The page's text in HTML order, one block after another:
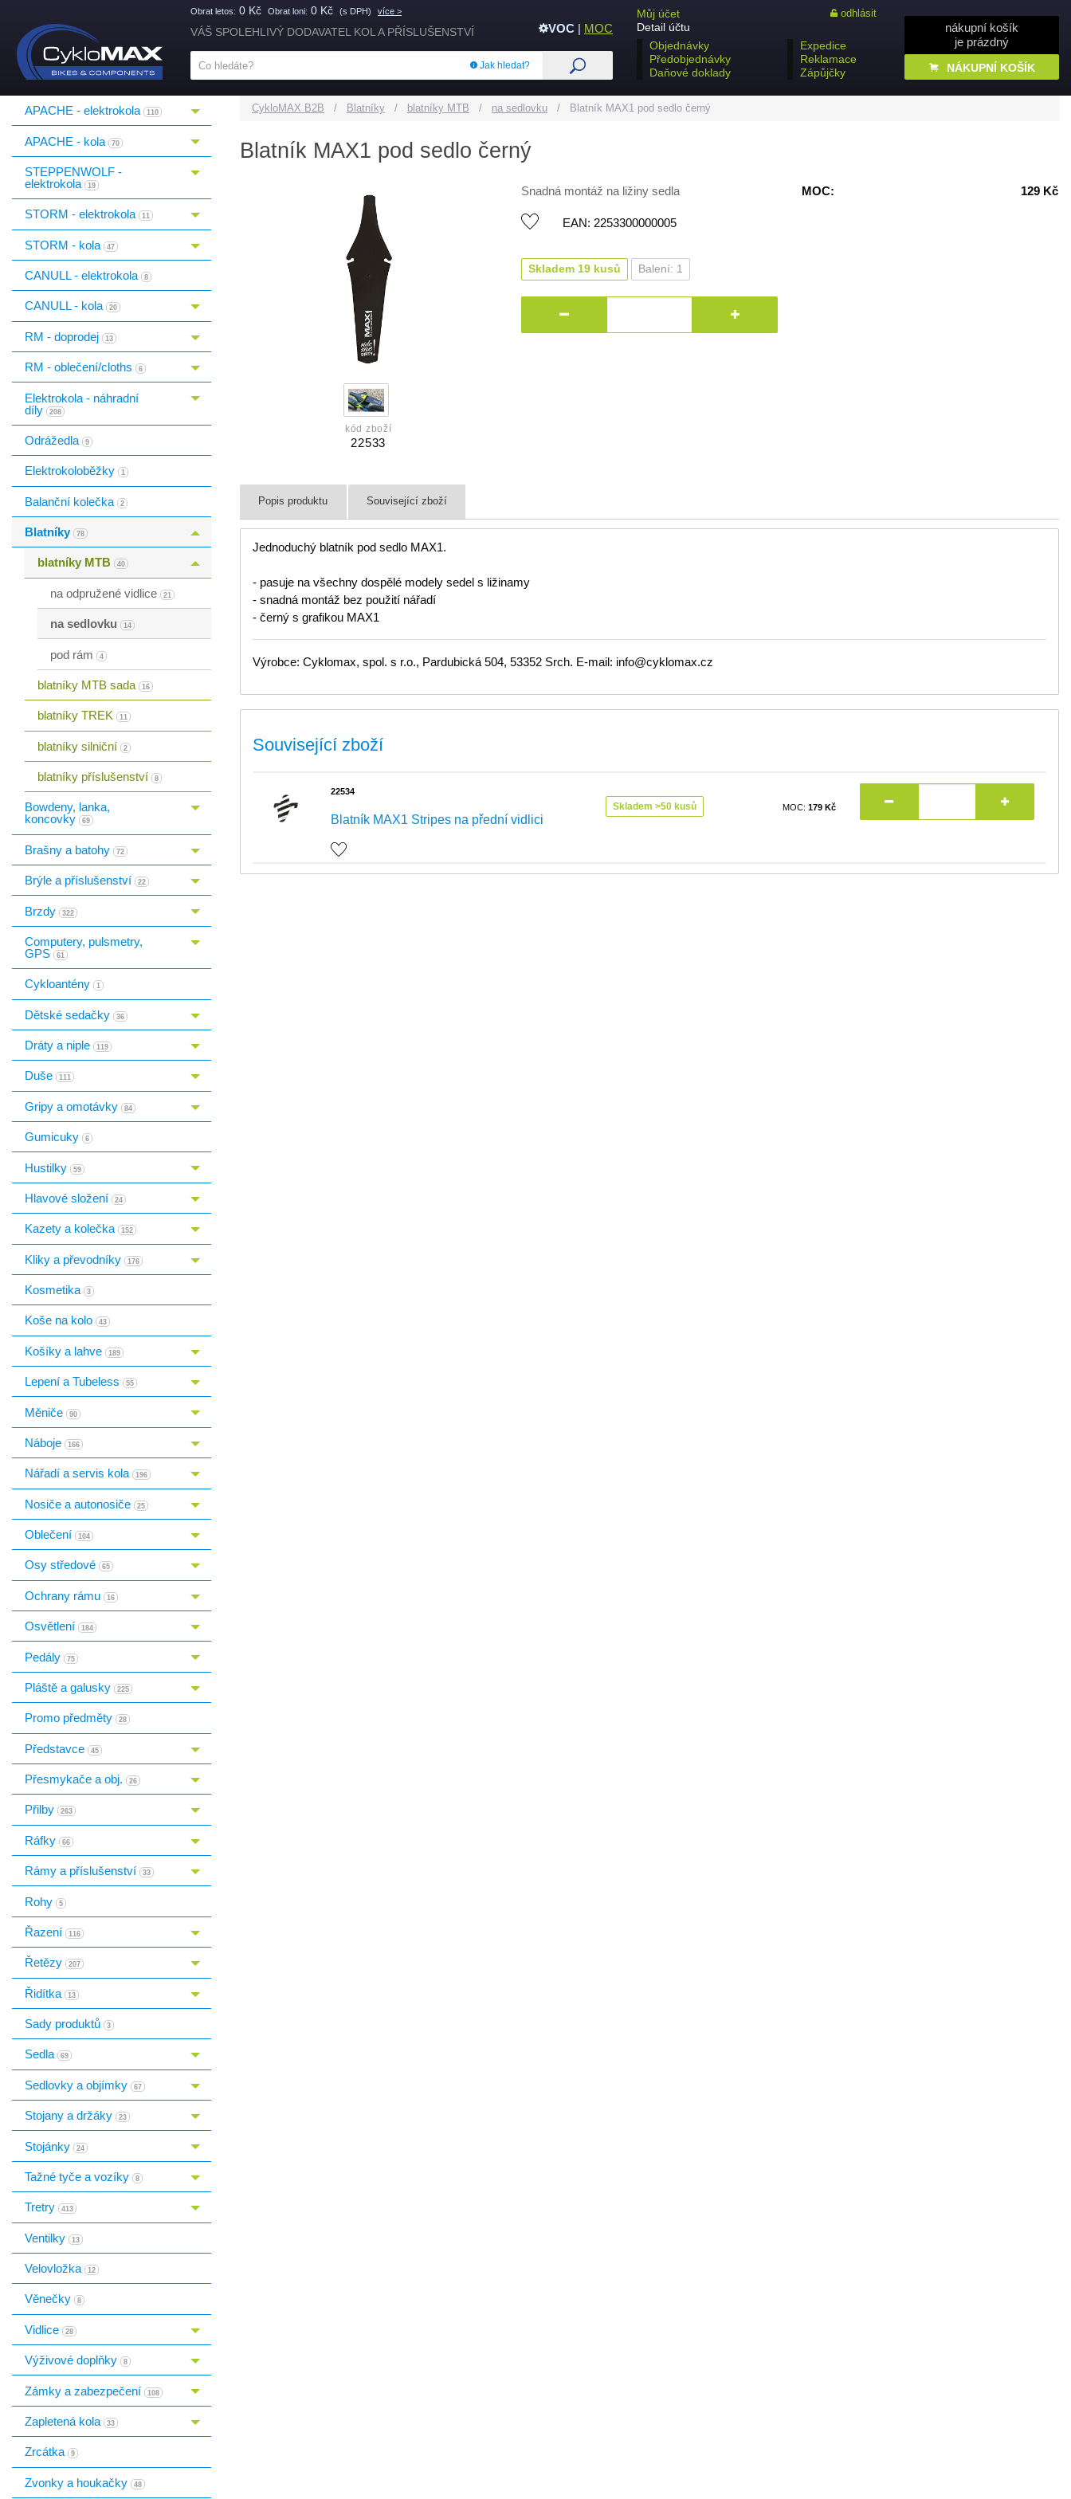
Obrat letos: 0 Kč Obrat loni: 0 Kč (s DPH) více >
VÁŠ SPOLEHLIVÝ DODAVATEL KOL A PŘÍSLUŠENSTVÍ VOC | MOC
Jak hledat?
odhlásit
Můj účet
Detail účtu
Objednávky
Předobjednávky
Daňové doklady
Expedice
Reklamace
Zápůjčky
nákupní košík
je prázdný
NÁKUPNÍ KOŠÍK
APACHE - elektrokola 110
Toggle menu
APACHE - kola
70
Toggle menu
STEPPENWOLF -
elektrokola
19
Toggle menu
STORM - elektrokola 11
Toggle menu
STORM - kola
47
Toggle menu
CANULL - elektrokola
8
CANULL - kola 20
Toggle menu
RM - doprodej
13
Toggle menu
RM - oblečení/cloths
6
Toggle menu
Elektrokola - náhradní
díly
208
Toggle menu
Odrážedla 9
Elektrokoloběžky 1
Balanční kolečka 2
Blatníky 78
Toggle menu
blatníky MTB
40
Toggle menu
na odpružené vidlice
21
na sedlovku 14
pod rám 4
blatníky MTB sada 16
blatníky TREK 11
blatníky silniční 2
blatníky příslušenství 8
Bowdeny, lanka,
koncovky
69
Toggle menu
Brašny a batohy 72
Toggle menu
Brýle a příslušenství
22
Toggle menu
Brzdy
322
Toggle menu
Computery, pulsmetry,
GPS
61
Toggle menu
Cykloantény 1
Dětské sedačky 36
Toggle menu
Dráty a niple
119
Toggle menu
Duše
111
Toggle menu
Gripy a omotávky
84
Toggle menu
Gumicuky
6
Hustilky 59
Toggle menu
Hlavové složení
24
Toggle menu
Kazety a kolečka
152
Toggle menu
Kliky a převodníky
176
Toggle menu
Kosmetika
3
Koše na kolo 43
Košíky a lahve 189
Toggle menu
Lepení a Tubeless
55
Toggle menu
Měniče
90
Toggle menu
Náboje
166
Toggle menu
Nářadí a servis kola
196
Toggle menu
Nosiče a autonosiče
25
Toggle menu
Oblečení
104
Toggle menu
Osy středové
65
Toggle menu
Ochrany rámu
16
Toggle menu
Osvětlení
184
Toggle menu
Pedály
75
Toggle menu
Pláště a galusky
225
Toggle menu
Promo předměty
28
Představce 45
Toggle menu
Přesmykače a obj.
26
Toggle menu
Přilby
263
Toggle menu
Ráfky
66
Toggle menu
Rámy a příslušenství
33
Toggle menu
Rohy
5
Řazení 116
Toggle menu
Řetězy
207
Toggle menu
Řidítka
13
Toggle menu
Sady produktů
3
Sedla 69
Toggle menu
Sedlovky a objímky
67
Toggle menu
Stojany a držáky
23
Toggle menu
Stojánky
24
Toggle menu
Tažné tyče a vozíky
8
Toggle menu
Tretry
413
Toggle menu
Ventilky
13
Velovložka 12
Věnečky 8
Vidlice 28
Toggle menu
Výživové doplňky
8
Toggle menu
Zámky a zabezpečení
108
Toggle menu
Zapletená kola
33
Toggle menu
Zrcátka
9
Zvonky a houkačky 48
CykloMAX B2B Blatníky blatníky MTB na sedlovku Blatník MAX1 pod sedlo černý
Blatník MAX1 pod sedlo černý
kód zboží
22533
Snadná montáž na ližiny sedla
EAN: 2253300000005
Skladem 19 kusů Balení: 1
MOC: 129 Kč
Popis produktu Související zboží
Jednoduchý blatník pod sedlo MAX1.
- pasuje na všechny dospělé modely sedel s ližinamy
- snadná montáž bez použití nářadí
- černý s grafikou MAX1
Výrobce: Cyklomax, spol. s r.o., Pardubická 504, 53352 Srch. E-mail: info@cyklomax.cz
Související zboží
22534
Blatník MAX1 Stripes na přední vidlici
Skladem >50 kusů MOC: 179 Kč